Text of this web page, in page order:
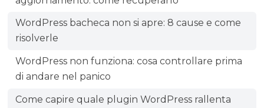
WordPress bacheca non si apre: 8 cause e come
risolverle
WordPress non funziona: cosa controllare prima
di andare nel panico
Come capire quale plugin WordPress rallenta